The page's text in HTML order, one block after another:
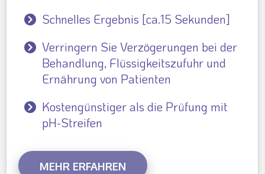
Schnelles Ergebnis [ca.15 Sekunden]
Verringern Sie Verzögerungen bei der
Behandlung, Flüssigkeitszufuhr und
Ernährung von Patienten
Kostengünstiger als die Prüfung mit
pH-Streifen
MEHR ERFAHREN